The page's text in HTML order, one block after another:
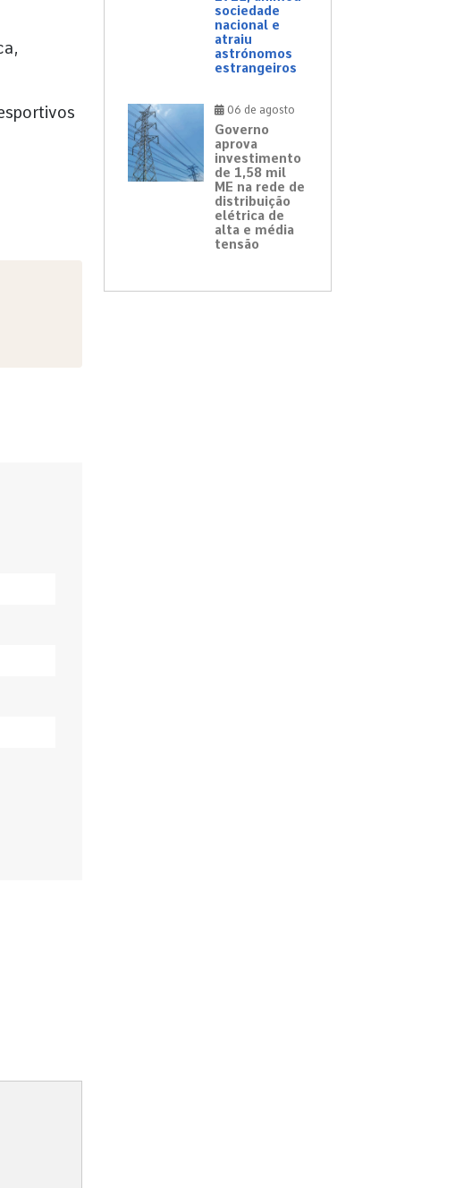
sociedade
nacional e
atraiu
astrónomos
estrangeiros
06 de agosto
Governo
aprova
investimento
de 1,58 mil
ME na rede de
distribuição
elétrica de
alta e média
tensão